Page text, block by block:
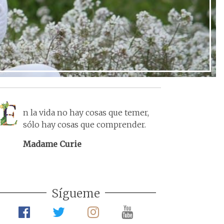
n la vida no hay cosas que temer,
sólo hay cosas que comprender.
Madame Curie
Sígueme